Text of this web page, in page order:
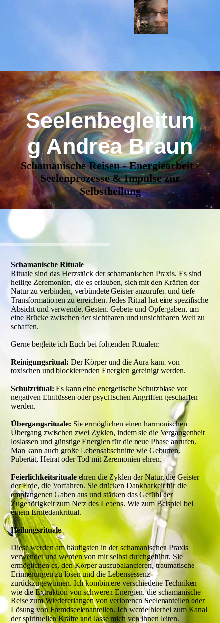
Seelenbegleitun
g Andrea Braun
Schamanische Reisen - Energiearbeit -
Seelenprozesse & Impulse zur
Selbstheilung
Schamanische Rituale
Rituale sind das Herzstück der schamanischen Praxis. Es sind
heilige Zeremonien, die es erlauben, sich mit den Kräften der
Natur zu verbinden, verbündete Geister anzurufen und tiefe
Transformationen zu erreichen. Jedes Ritual hat eine spezifische
Absicht und verwendet Gesten, Gebete und Opfergaben, um
eine Brücke zwischen der sichtbaren und unsichtbaren Welt zu
schaffen.
Gerne begleite ich Euch bei folgenden Ritualen:
Reinigungsritual: Der Körper und die Aura kann von
toxischen und blockierenden Energien gereinigt werden.
Schutzritual: Es kann eine energetische Schutzblase vor
negativen Einflüssen oder psychischen Angriffen geschaffen
werden.
Übergangsrituale: Sie ermöglichen einen harmonischen
Übergang zwischen zwei Zyklen, indem sie die Vergangenheit
loslassen und günstige Energien für die neue Phase anrufen.
Man kann auch große Lebensabschnitte wie Geburten,
Pubertät, Heirat oder Tod mit Zeremonien ehren.
Feierlichkeitsrituale ehren die Zyklen der Natur, die Geister
der Erde, die Vorfahren. Sie drücken Dankbarkeit für die
empfangenen Gaben aus und stärken das Gefühl der
Zugehörigkeit zum Netz des Lebens. Wie zum Beispiel bei
einem Erntedankritual.
Heilungsrituale
Diese werden am häufigsten in der schamanischen Praxis
verwendet und werden von mir selbst durchgeführt. Sie
ermöglichen es, den Körper auszubalancieren, traumatische
Erinnerungen zu lösen und die Lebensessenz
zurückzugewinnen. Ich kombiniere verschiedene Techniken
wie die Extraktion von schweren Energien, die schamanische
Reise zum Wiedererlangen von verlorenen Seelenanteilen oder
Lösung von Fremdseelenanteilen. Ich werde hierbei zum Kanal
der spirituellen Kräfte und lasse mich von ihnen leiten.